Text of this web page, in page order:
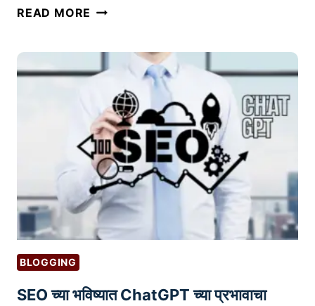
रु
त
READ MORE म
P
T
E
C
आ
णि
P
C
BLOGGING
SEO च्या भविष्यात ChatGPT च्या प्रभावाचा